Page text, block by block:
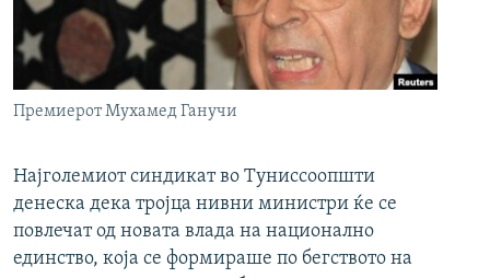
РСЕ веб страници
Премиерот Мухамед Ганучи
Најголемиот синдикат во Туниссоопшти
денеска дека тројца нивни министри ќе се
повлечат од новата влада на национално
единство, која се формираше по бегството на